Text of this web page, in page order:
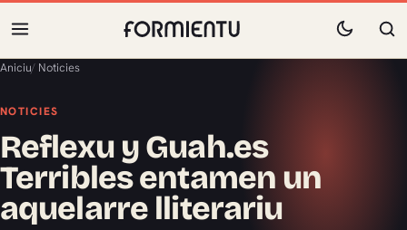
Aniciu/ Noticies
NOTICIES
Reflexu y Guah.es
Terribles entamen un
aquelarre lliterariu